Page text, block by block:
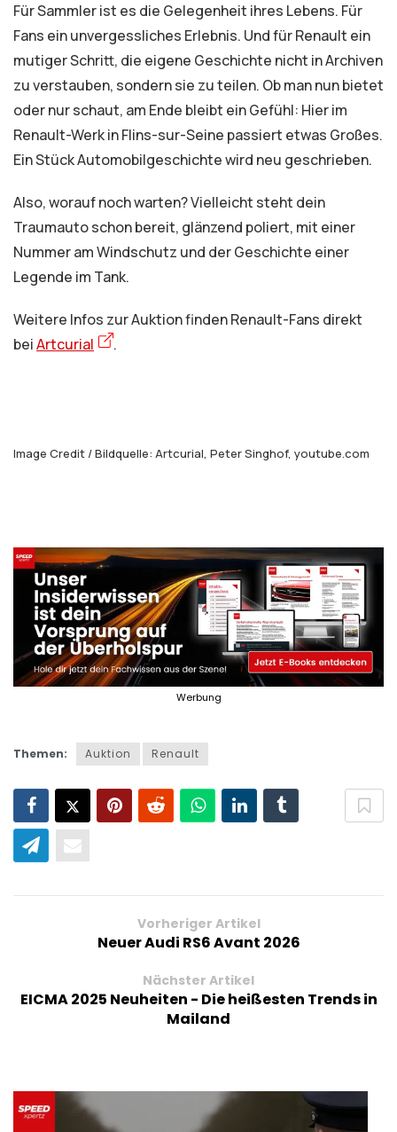
Für Sammler ist es die Gelegenheit ihres Lebens. Für
Fans ein unvergessliches Erlebnis. Und für Renault ein
mutiger Schritt, die eigene Geschichte nicht in Archiven
zu verstauben, sondern sie zu teilen. Ob man nun bietet
oder nur schaut, am Ende bleibt ein Gefühl: Hier im
Renault-Werk in Flins-sur-Seine passiert etwas Großes.
Ein Stück Automobilgeschichte wird neu geschrieben.
Also, worauf noch warten? Vielleicht steht dein
Traumauto schon bereit, glänzend poliert, mit einer
Nummer am Windschutz und der Geschichte einer
Legende im Tank.
Weitere Infos zur Auktion finden Renault-Fans direkt
beiArtcurial .
Image Credit / Bildquelle: Artcurial, Peter Singhof, youtube.com
Themen: Auktion Renault
Vorheriger Artikel
Neuer Audi RS6 Avant 2026
Nächster Artikel
EICMA 2025 Neuheiten - Die heißesten Trends in
Mailand